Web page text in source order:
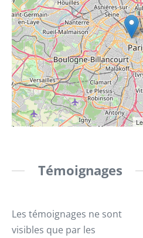
Témoignages
Les témoignages ne sont
visibles que par les